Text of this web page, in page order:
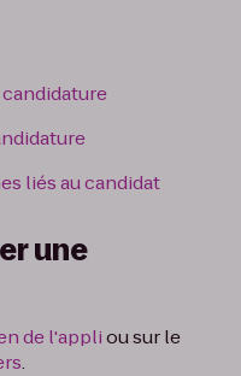
liés au candidat
une
de l'appliou sur le
.